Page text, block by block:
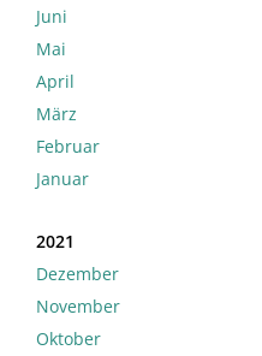
Juni
Mai
April
März
Februar
Januar
2021
Dezember
November
Oktober